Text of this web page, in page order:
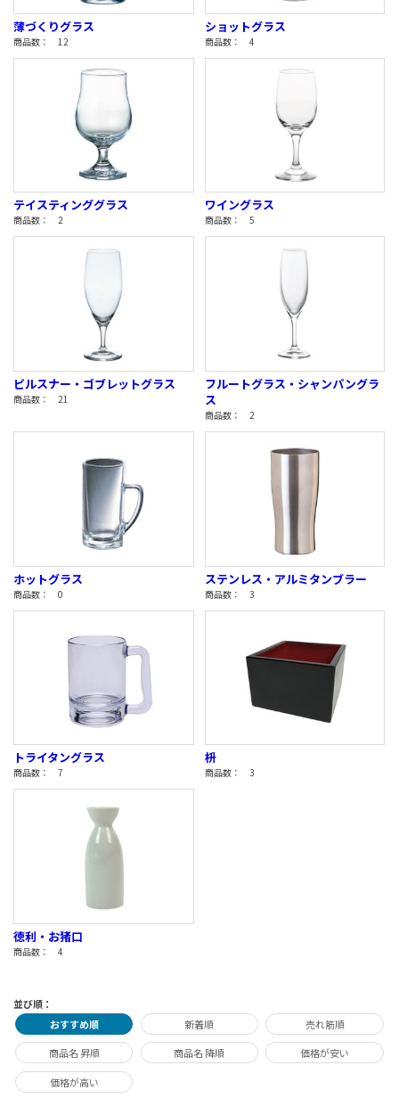
薄づくりグラス
商品数： 12
ショットグラス
商品数： 4
テイスティンググラス
商品数： 2
ワイングラス
商品数： 5
ピルスナー・ゴブレットグラス
商品数： 21
フルートグラス・シャンパングラ
ス
商品数： 2
ホットグラス
商品数： 0
ステンレス・アルミタンブラー
商品数： 3
トライタングラス
商品数： 7
枡
商品数： 3
徳利・お猪口
商品数： 4
並び順：
おすすめ順
新着順 売れ筋順
商品名 昇順 商品名 降順 価格が安い
価格が高い